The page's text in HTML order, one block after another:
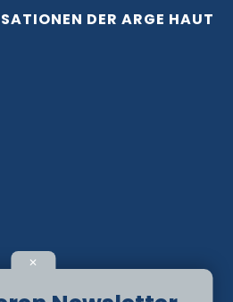
DER ARGE HAUT
✕